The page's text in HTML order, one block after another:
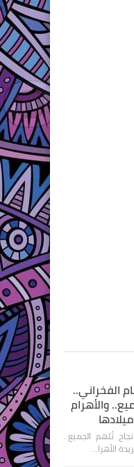
الفخراني..
والأهرام
تُلهم الجميع..
الأهرا…